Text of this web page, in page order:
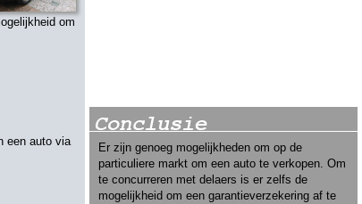
Conclusie
Er zijn genoeg mogelijkheden om op de
particuliere markt om een auto te verkopen. Om
te concurreren met delaers is er zelfs de
mogelijkheid om een garantieverzekering af te
om
een auto via